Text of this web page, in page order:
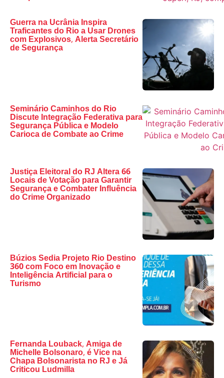
Guerra na Ucrânia Inspira
Traficantes do Rio a Usar Drones
com Explosivos, Alerta Secretário
de Segurança
Seminário Caminhos do Rio
Discute Integração Federativa para
Segurança Pública e Modelo
Carioca de Combate ao Crime
Justiça Eleitoral do RJ Altera 66
Locais de Votação para Garantir
Segurança e Combater Influência
do Crime Organizado
Búzios Sedia Projeto Rio Destino
360 com Foco em Inovação e
Inteligência Artificial para o
Turismo
Fernanda Louback, Amiga de
Michelle Bolsonaro, é Vice na
Chapa Bolsonarista no RJ e Já
Criticou Ludmilla